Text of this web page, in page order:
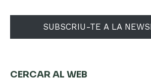
SUBSCRIU-TE A LA
CERCAR AL WEB